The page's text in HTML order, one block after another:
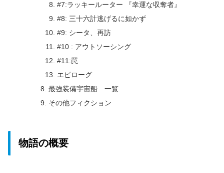
#7:ラッキールーター 『幸運な収奪者』
#8: 三十六計逃げるに如かず
#9: シータ、再訪
#10 : アウトソーシング
#11:罠
エピローグ
最強装備宇宙船 一覧
その他フィクション
物語の概要